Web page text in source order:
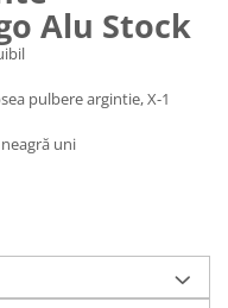
Alu Stock
pulbere argintie, X-1
uni